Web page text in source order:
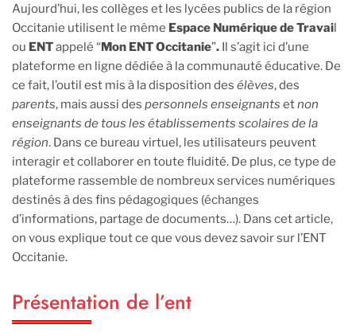
Aujourd’hui, les collèges et les lycées publics de la région
Occitanie utilisent le même Espace Numérique de Travail
ou ENTappelé “Mon ENT Occitanie”. Il s’agit ici d’une
plateforme en ligne dédiée à la communauté éducative. De
ce fait, l’outil est mis à la disposition des élèves, des
parents, mais aussi des personnels enseignants etnon
enseignants de tous les établissements scolaires de la
région. Dans ce bureau virtuel, les utilisateurs peuvent
interagir et collaborer en toute fluidité. De plus, ce type de
plateforme rassemble de nombreux services numériques
destinés à des fins pédagogiques (échanges
d’informations, partage de documents…). Dans cet article,
on vous explique tout ce que vous devez savoir sur l’ENT
Occitanie.
Présentation de l’ent